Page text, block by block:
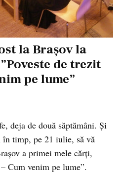
la Brașov la
de trezit
pe lume”
deja de două săptămâni. Și
timp, pe 21 iulie, să vă
a primei mele cărți,
Cum venim pe lume”.